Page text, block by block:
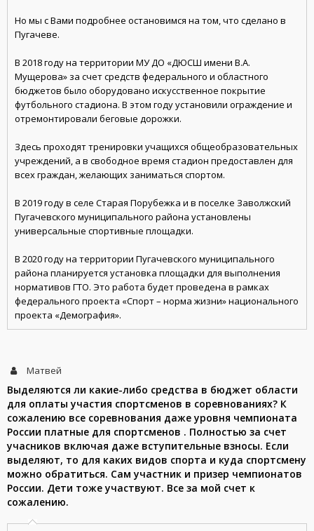
Но мы с Вами подробнее остановимся на том, что сделано в
Пугачеве.
В 2018 году на территории МУ ДО «ДЮСШ имени В.А.
Мущерова» за счет средств федерального и областного
бюджетов было оборудовано искусственное покрытие
футбольного стадиона. В этом году установили ограждение и
отремонтировали беговые дорожки.
Здесь проходят тренировки учащихся общеобразовательных
учреждений, а в свободное время стадион предоставлен для
всех граждан, желающих заниматься спортом.
В 2019 году в селе Старая Порубежка и в поселке Заволжский
Пугачевского муниципального района установлены
универсальные спортивные площадки.
В 2020 году на территории Пугачевского муниципального
района планируется установка площадки для выполнения
нормативов ГТО. Это работа будет проведена в рамках
федерального проекта «Спорт – норма жизни» национального
проекта «Демография».
Матвей
Выделяются ли какие-либо средства в бюджет области
для оплаты участия спортсменов в соревнованиях? К
сожалению все соревнования даже уровня чемпионата
России платные для спортсменов . Полностью за счет
учасников включая даже вступительные взносы. Если
выделяют, то для каких видов спорта и куда спортсмену
можно обратиться. Сам участник и призер чемпионатов
России. Дети тоже участвуют. Все за мой счет к
сожалению.